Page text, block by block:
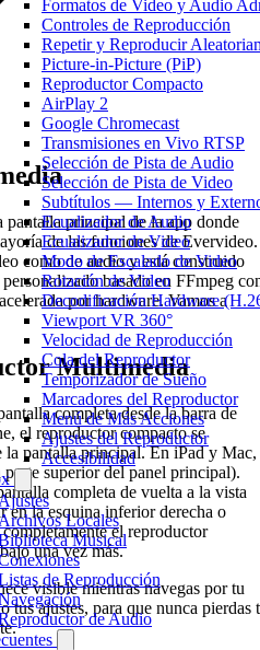
Formatos de Video y Audio
Controles de Reproducción
Repetir y Reproducir
Picture-in-Picture (PiP)
Reproductor Compacto
AirPlay 2
Google Chromecast
Transmisiones en Vivo RTSP
Selección de Pista de Audio
Selección de Pista de Video
Subtítulos — Internos y
Ecualizador de Audio
Ecualizador de Video
Modo de Escalado de Video
Rotación de Video
Decodificación Hardware
Viewport VR 360°
Velocidad de Reproducción
Cola del Reproductor
Temporizador de Sueño
Marcadores del Reproductor
Menú de Más Acciones
Ajustes del Reproductor
Accesibilidad
Locales
Musical
de Reproducción
de Audio
principal de la app donde
de las funciones de Evervideo.
como de audio y está construido
basado en FFmpeg
por hardware. Vamos a
Multimedia
completa desde la barra de
el reproductor compacto se
la pantalla principal. En iPad y Mac,
superior del panel principal).
completa de vuelta a la vista
en la esquina inferior derecha o
el reproductor
una vez más.
visible mientras navegas por tu
tus ajustes, para que nunca pierdas